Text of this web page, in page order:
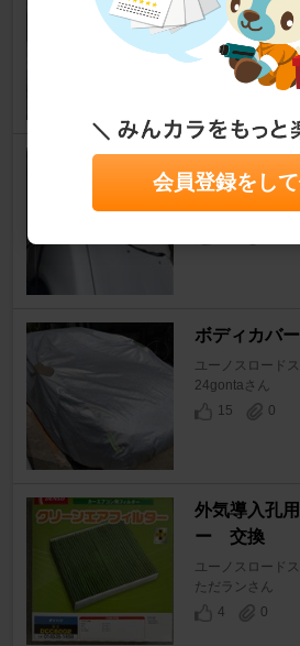
ユーノスロード
猫Ｒさん
5
2
ハーフカバ
ユーノスロードス
おぺちん☆さん
ボディカバ
ユーノスロード
24gontaさん
15
0
外気導入孔
ー 交換
ユーノスロード
ただランさん
4
0
会員登録をし